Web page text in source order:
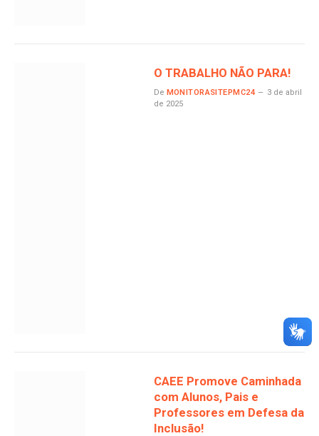
O TRABALHO NÃO PARA!
De MONITORASITEPMC24
3 de abril
de 2025
CAEE Promove Caminhada
com Alunos, Pais e
Professores em Defesa da
Inclusão!